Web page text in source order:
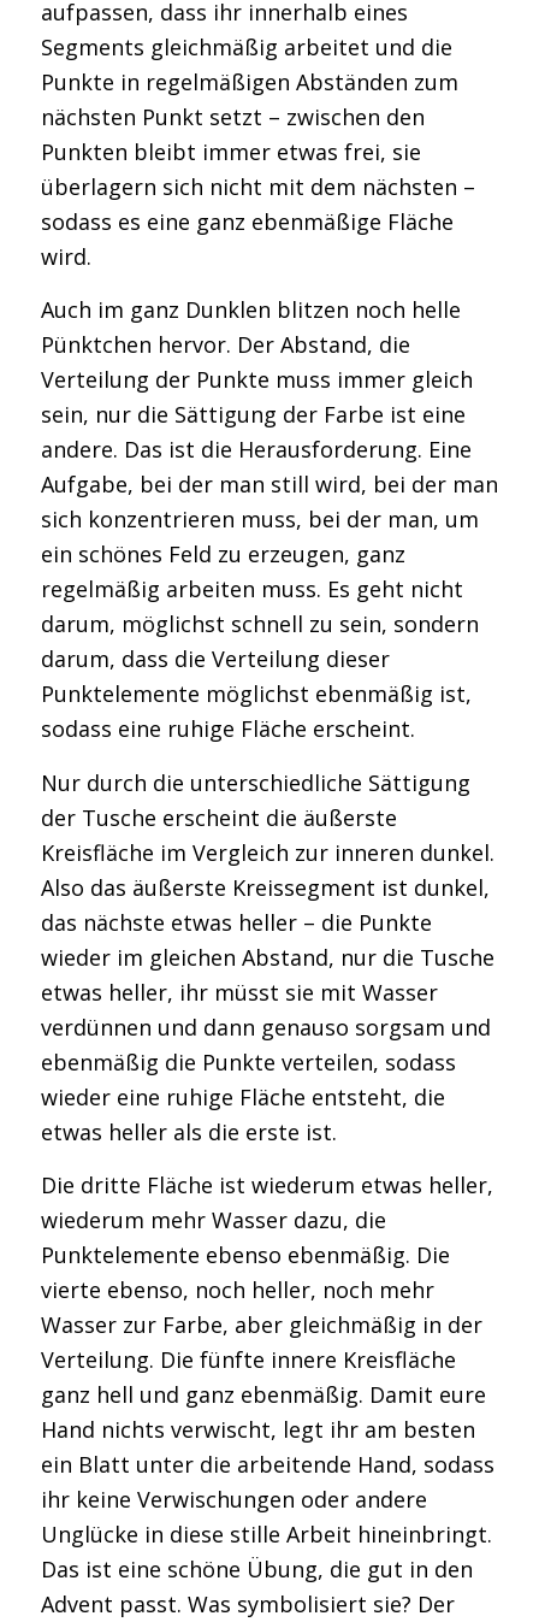
aufpassen, dass ihr innerhalb eines
Segments gleichmäßig arbeitet und die
Punkte in regelmäßigen Abständen zum
nächsten Punkt setzt – zwischen den
Punkten bleibt immer etwas frei, sie
überlagern sich nicht mit dem nächsten –
sodass es eine ganz ebenmäßige Fläche
wird.
Auch im ganz Dunklen blitzen noch helle
Pünktchen hervor. Der Abstand, die
Verteilung der Punkte muss immer gleich
sein, nur die Sättigung der Farbe ist eine
andere. Das ist die Herausforderung. Eine
Aufgabe, bei der man still wird, bei der man
sich konzentrieren muss, bei der man, um
ein schönes Feld zu erzeugen, ganz
regelmäßig arbeiten muss. Es geht nicht
darum, möglichst schnell zu sein, sondern
darum, dass die Verteilung dieser
Punktelemente möglichst ebenmäßig ist,
sodass eine ruhige Fläche erscheint.
Nur durch die unterschiedliche Sättigung
der Tusche erscheint die äußerste
Kreisfläche im Vergleich zur inneren dunkel.
Also das äußerste Kreissegment ist dunkel,
das nächste etwas heller – die Punkte
wieder im gleichen Abstand, nur die Tusche
etwas heller, ihr müsst sie mit Wasser
verdünnen und dann genauso sorgsam und
ebenmäßig die Punkte verteilen, sodass
wieder eine ruhige Fläche entsteht, die
etwas heller als die erste ist.
Die dritte Fläche ist wiederum etwas heller,
wiederum mehr Wasser dazu, die
Punktelemente ebenso ebenmäßig. Die
vierte ebenso, noch heller, noch mehr
Wasser zur Farbe, aber gleichmäßig in der
Verteilung. Die fünfte innere Kreisfläche
ganz hell und ganz ebenmäßig. Damit eure
Hand nichts verwischt, legt ihr am besten
ein Blatt unter die arbeitende Hand, sodass
ihr keine Verwischungen oder andere
Unglücke in diese stille Arbeit hineinbringt.
Das ist eine schöne Übung, die gut in den
Advent passt. Was symbolisiert sie? Der